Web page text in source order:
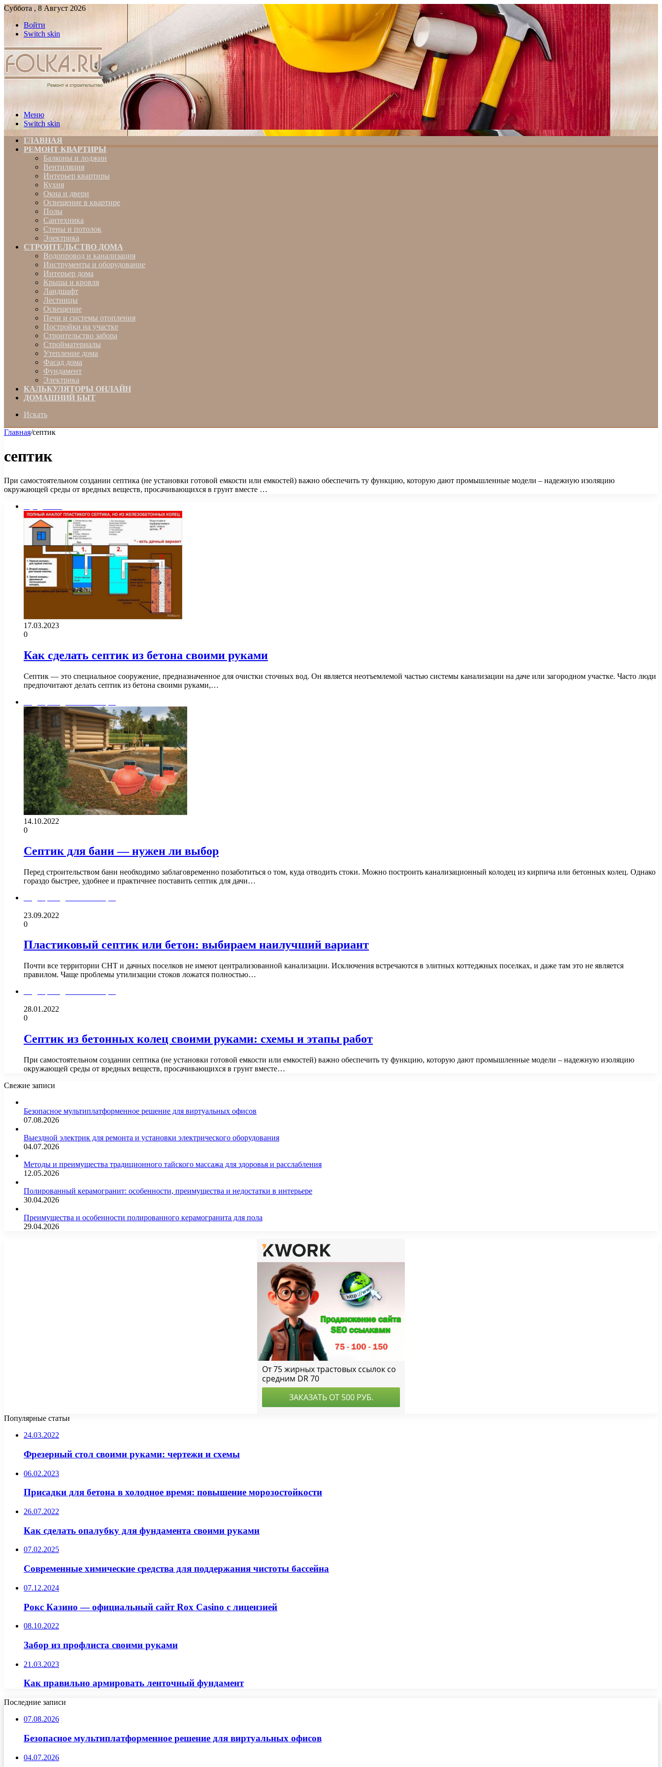
Суббота , 8 Август 2026
Войти
Switch skin
Меню
Switch skin
ГЛАВНАЯ
РЕМОНТ КВАРТИРЫ
Балконы и лоджии
Вентиляция
Интерьер квартиры
Кухня
Окна и двери
Освещение в квартире
Полы
Сантехника
Стены и потолок
Электрика
СТРОИТЕЛЬСТВО ДОМА
Водопровод и канализация
Инструменты и оборудование
Интерьер дома
Крыша и кровля
Ландшафт
Лестницы
Освещение
Печи и системы отопления
Постройки на участке
Строительство забора
Стройматериалы
Утепление дома
Фасад дома
Фундамент
Электрика
КАЛЬКУЛЯТОРЫ ОНЛАЙН
ДОМАШНИЙ БЫТ
Искать
Главная/септик
септик
При самостоятельном создании септика (не установки готовой емкости или емкостей) важно обеспечить ту функцию, которую дают промышленные модели – надежную изоляцию
окружающей среды от вредных веществ, просачивающихся в грунт вместе …
17.03.2023
0
Как сделать септик из бетона своими руками
Септик — это специальное сооружение, предназначенное для очистки сточных вод. Он является неотъемлемой частью системы канализации на даче или загородном участке. Часто люди
предпочитают делать септик из бетона своими руками,…
14.10.2022
0
Септик для бани — нужен ли выбор
Перед строительством бани необходимо заблаговременно позаботиться о том, куда отводить стоки. Можно построить канализационный колодец из кирпича или бетонных колец. Однако
гораздо быстрее, удобнее и практичнее поставить септик для дачи…
23.09.2022
0
Пластиковый септик или бетон: выбираем наилучший вариант
Почти все территории СНТ и дачных поселков не имеют централизованной канализации. Исключения встречаются в элитных коттеджных поселках, и даже там это не является
правилом. Чаще проблемы утилизации стоков ложатся полностью…
28.01.2022
0
Септик из бетонных колец своими руками: схемы и этапы работ
При самостоятельном создании септика (не установки готовой емкости или емкостей) важно обеспечить ту функцию, которую дают промышленные модели – надежную изоляцию
окружающей среды от вредных веществ, просачивающихся в грунт вместе…
Свежие записи
Безопасное мультиплатформенное решение для виртуальных офисов
07.08.2026
Выездной электрик для ремонта и установки электрического оборудования
04.07.2026
Методы и преимущества традиционного тайского массажа для здоровья и расслабления
12.05.2026
Полированный керамогранит: особенности, преимущества и недостатки в интерьере
30.04.2026
Преимущества и особенности полированного керамогранита для пола
29.04.2026
Популярные статьи
24.03.2022
Фрезерный стол своими руками: чертежи и схемы
06.02.2023
Присадки для бетона в холодное время: повышение морозостойкости
26.07.2022
Как сделать опалубку для фундамента своими руками
07.02.2025
Современные химические средства для поддержания чистоты бассейна
07.12.2024
Рокс Казино — официальный сайт Rox Casino с лицензией
08.10.2022
Забор из профлиста своими руками
21.03.2023
Как правильно армировать ленточный фундамент
Последние записи
07.08.2026
Безопасное мультиплатформенное решение для виртуальных офисов
04.07.2026